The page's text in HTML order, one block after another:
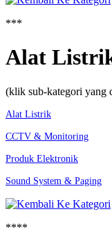
***
Alat
(klik sub-kategori yang
Alat Listrik
CCTV & Monitoring
Produk Elektronik
Sound System & Paging
****